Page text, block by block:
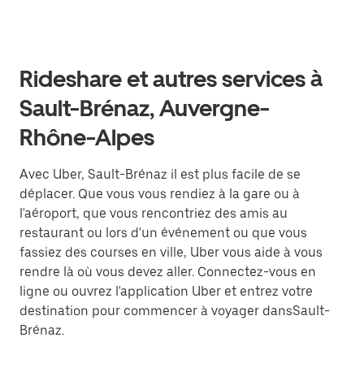
Rideshare et autres services à
Sault-Brénaz, Auvergne-
Rhône-Alpes
Avec Uber, Sault-Brénaz il est plus facile de se
déplacer. Que vous vous rendiez à la gare ou à
l'aéroport, que vous rencontriez des amis au
restaurant ou lors d'un événement ou que vous
fassiez des courses en ville, Uber vous aide à vous
rendre là où vous devez aller. Connectez-vous en
ligne ou ouvrez l'application Uber et entrez votre
destination pour commencer à voyager dansSault-
Brénaz.